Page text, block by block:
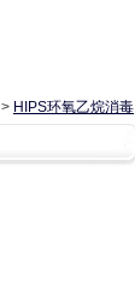
> HIPS环氧乙烷消毒